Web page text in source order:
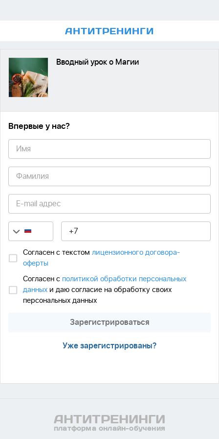
АНТИТРЕНИНГИ
Вводный урок о Магии
Впервые у нас?
Согласен с текстом лицензионного договора-
оферты
Согласен с политикой обработки персональных
данных и даю согласие на обработку своих
персональных данных
Зарегистрироваться
Уже зарегистрированы?
АНТИТРЕНИНГИ
платформа онлайн-обучения